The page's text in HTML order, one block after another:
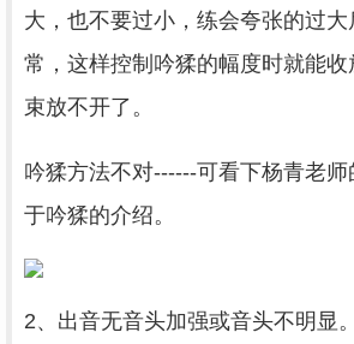
大，也不要过小，练会夸张的过
常，这样控制吟猱的幅度时就能
束放不开了。
吟猱方法不对------可看下杨青老
于吟猱的介绍。
2、出音无音头加强或音头不明显。